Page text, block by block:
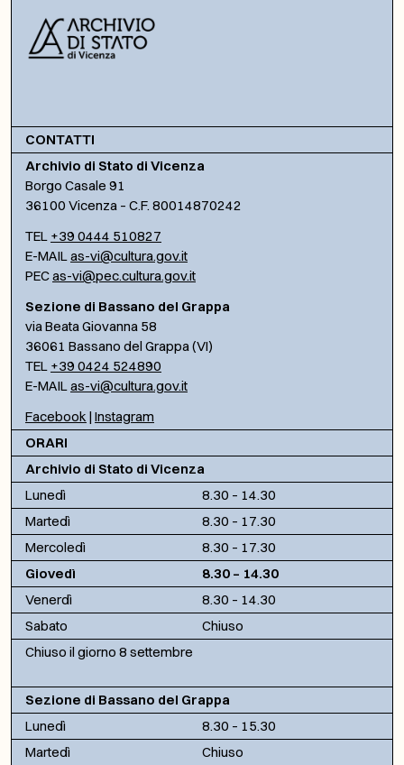
CONTATTI
Archivio di Stato di Vicenza
Borgo Casale 91
36100 Vicenza – C.F. 80014870242
TEL +39 0444 510827
E-MAILas-vi@cultura.gov.it
PECas-vi@pec.cultura.gov.it
Sezione di Bassano del Grappa
via Beata Giovanna 58
36061 Bassano del Grappa (VI)
TEL +39 0424 524890
E-MAILas-vi@cultura.gov.it
Facebook | Instagram
ORARI
Archivio di Stato di Vicenza
Lunedì
8.30 – 14.30
Martedì
8.30 – 17.30
Mercoledì
8.30 – 17.30
Giovedì
8.30 – 14.30
Venerdì
8.30 – 14.30
Sabato
Chiuso
Chiuso il giorno 8 settembre
Sezione di Bassano del Grappa
Lunedì
8.30 – 15.30
Martedì
Chiuso